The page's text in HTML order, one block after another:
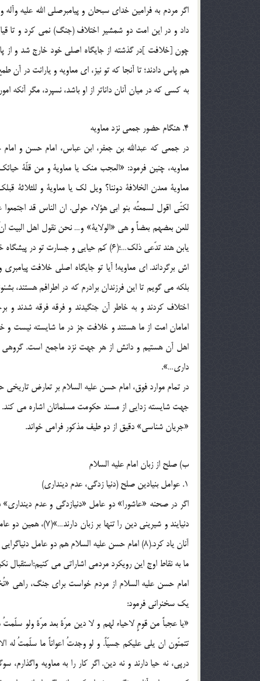
اگر مردم به فرامين خداي سبحان و پيامبرصلي الله عليه
داد و در اين امت دو شمشير اختلاف (جنگ) نمي كرد و تا
چون [خلافت ]در گذشته از جايگاه اصلي خود خارج شد و
هم پاس دادند؛ تا آنجا كه تو نيز، اي معاويه و يارانت در
به كسي كه در ميان آنان داناتر از او باشد، نسپرد، مگر آنكه
4. هنگام حضور جمعي نزد معاويه
در جمعي كه عبدالله بن جعفر، ابن عباس، امام حسن و امام
معاويه، چنين فرمود: «العجب منك يا معاوية و من قلّة
معاوية معدن الخلافة دوننا؟ ويل لك يا معاوية و
لكنّي اقول لسمعتُه بنو ابي هؤلاء حولي. ان الناس قد
للعن بعضهم بعضاً و هي «الولاية» و… نحن نقول اهل البيت
يابن هند تدّعي ذلك…؛(6) كم حيايي و
اش برگرداند. اي معاويه! آيا تو جايگاه اصلي خلافت
بلكه مي گويم تا اين فرزندان برادرم كه در اطرافم هستند،
اختلاف كردند و به خاطر آن جنگيدند و فرقه فرقه شدند و
امامان امت از ما هستند و خلافت جز در ما شايسته نيست
اهل آن هستيم و دانش از هر جهت نزد ماجمع است. گروهي
داري…».
در تمام موارد فوق، امام حسن عليه السلام بر تعارض
جهت شايسته زدايي از مسند حكومت مسلمانان اشاره مي كند.
«جريان شناسي» دقيق از دو طيف مذكور فرامي خواند.
ب) صلح از زبان امام عليه السلام
1. عوامل بنيادين صلح (دنيا زدگي، عدم دينداري)
اگر در صحنه «عاشورا» دو عامل «دنيازدگي و عدم
دنيايند و شيريني
آنان ياد كرد.(8) امام حسن عليه السلام هم دو عامل دنياگرايي و دين نداشتن را عامل اساسي مي داند.(9)
ما به نقاط اوج اين رويكرد مردمي اشاراتي مي كنيم:استقبال
يك سخنراني فرمود:
«يا عجباً من قومٍ لاحياء لهم و لا دين مرّة بعد مرّة ولو سلّمتُ
درپي، نه حيا دارند و نه دين. اگر كار را به معاويه واگذارم،